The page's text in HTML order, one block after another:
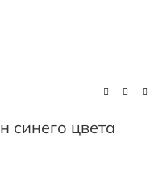
синего цвета